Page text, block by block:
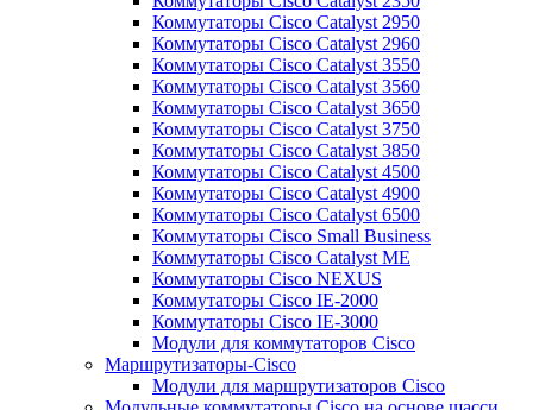
Коммутаторы Cisco Catalyst 2950
Коммутаторы Cisco Catalyst 2960
Коммутаторы Cisco Catalyst 3550
Коммутаторы Cisco Catalyst 3560
Коммутаторы Cisco Catalyst 3650
Коммутаторы Cisco Catalyst 3750
Коммутаторы Cisco Catalyst 3850
Коммутаторы Cisco Catalyst 4500
Коммутаторы Cisco Catalyst 4900
Коммутаторы Cisco Catalyst 6500
Коммутаторы Cisco Small Business
Коммутаторы Cisco Catalyst ME
Коммутаторы Cisco NEXUS
Коммутаторы Cisco IE-2000
Коммутаторы Cisco IE-3000
Модули для коммутаторов Cisco
Маршрутизаторы-Cisco
Модули для маршрутизаторов Cisco